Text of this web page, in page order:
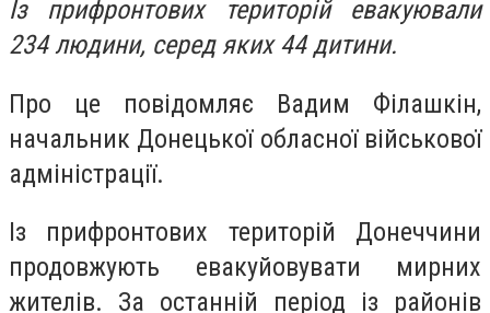
Із прифронтових територій евакуювали
234 людини, серед яких 44 дитини.
Про це повідомляє Вадим Філашкін,
начальник Донецької обласної військової
адміністрації.
Із прифронтових територій Донеччини
продовжують евакуйовувати мирних
жителів. За останній період із районів